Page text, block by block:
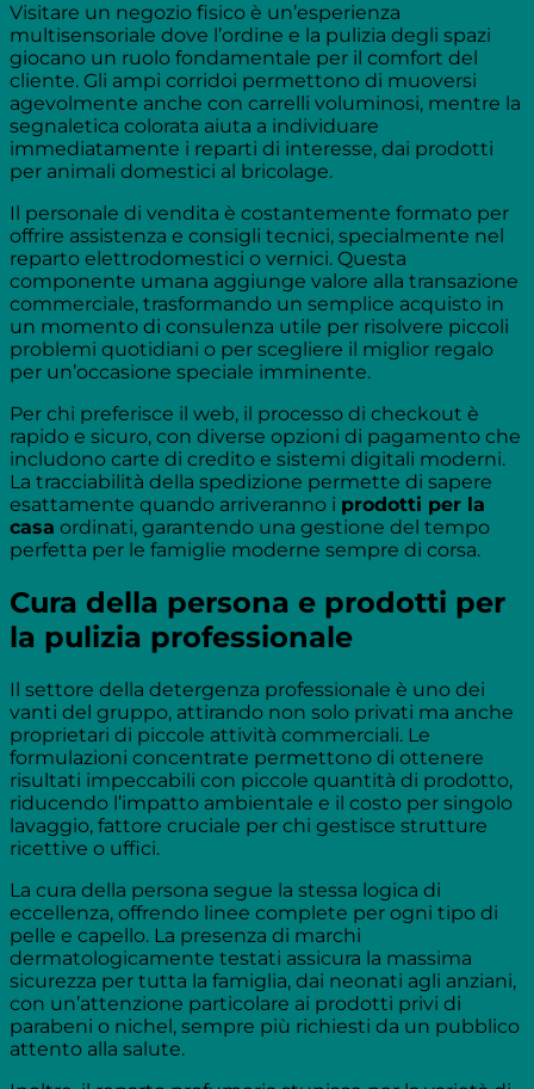
Visitare un negozio fisico è un’esperienza
multisensoriale dove l’ordine e la pulizia degli spazi
giocano un ruolo fondamentale per il comfort del
cliente. Gli ampi corridoi permettono di muoversi
agevolmente anche con carrelli voluminosi, mentre la
segnaletica colorata aiuta a individuare
immediatamente i reparti di interesse, dai prodotti
per animali domestici al bricolage.
Il personale di vendita è costantemente formato per
offrire assistenza e consigli tecnici, specialmente nel
reparto elettrodomestici o vernici. Questa
componente umana aggiunge valore alla transazione
commerciale, trasformando un semplice acquisto in
un momento di consulenza utile per risolvere piccoli
problemi quotidiani o per scegliere il miglior regalo
per un’occasione speciale imminente.
Per chi preferisce il web, il processo di checkout è
rapido e sicuro, con diverse opzioni di pagamento che
includono carte di credito e sistemi digitali moderni.
La tracciabilità della spedizione permette di sapere
esattamente quando arriveranno i prodotti per la
casa ordinati, garantendo una gestione del tempo
perfetta per le famiglie moderne sempre di corsa.
Cura della persona e prodotti per
la pulizia professionale
Il settore della detergenza professionale è uno dei
vanti del gruppo, attirando non solo privati ma anche
proprietari di piccole attività commerciali. Le
formulazioni concentrate permettono di ottenere
risultati impeccabili con piccole quantità di prodotto,
riducendo l’impatto ambientale e il costo per singolo
lavaggio, fattore cruciale per chi gestisce strutture
ricettive o uffici.
La cura della persona segue la stessa logica di
eccellenza, offrendo linee complete per ogni tipo di
pelle e capello. La presenza di marchi
dermatologicamente testati assicura la massima
sicurezza per tutta la famiglia, dai neonati agli anziani,
con un’attenzione particolare ai prodotti privi di
parabeni o nichel, sempre più richiesti da un pubblico
attento alla salute.